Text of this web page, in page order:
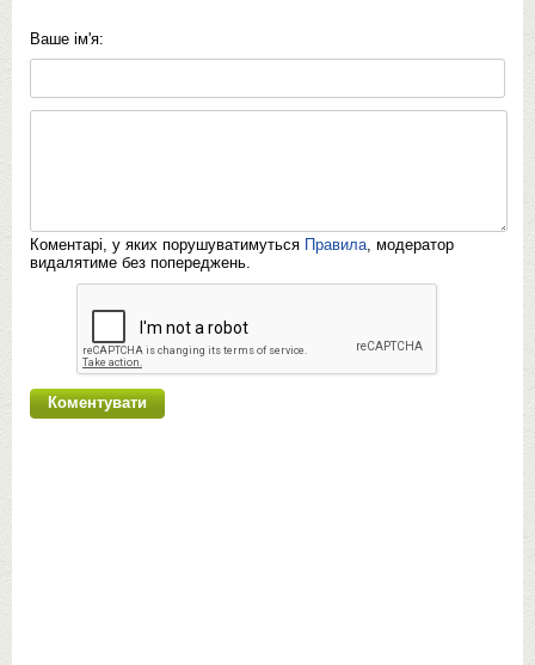
Ваше ім'я:
Коментарі, у яких порушуватимуться Правила , модератор
видалятиме без попереджень.